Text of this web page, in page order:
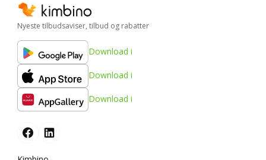
Nyeste tilbudsaviser, tilbud og rabatter
Download i
Download i
Download i